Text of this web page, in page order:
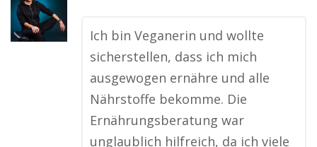
Ich bin Veganerin und wollte
sicherstellen, dass ich mich
ausgewogen ernähre und alle
Nährstoffe bekomme. Die
Ernährungsberatung war
unglaublich hilfreich, da ich viele